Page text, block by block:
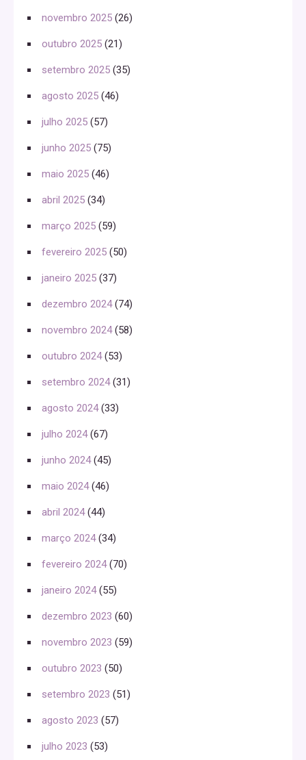
novembro 2025 (26)
outubro 2025 (21)
setembro 2025 (35)
agosto 2025 (46)
julho 2025 (57)
junho 2025 (75)
maio 2025 (46)
abril 2025 (34)
março 2025 (59)
fevereiro 2025 (50)
janeiro 2025 (37)
dezembro 2024(74)
novembro 2024(58)
outubro 2024(53)
setembro 2024(31)
agosto 2024(33)
julho 2024(67)
junho 2024(45)
maio 2024(46)
abril 2024(44)
março 2024(34)
fevereiro 2024(70)
janeiro 2024(55)
dezembro 2023 (60)
novembro 2023 (59)
outubro 2023 (50)
setembro 2023 (51)
agosto 2023 (57)
julho 2023 (53)